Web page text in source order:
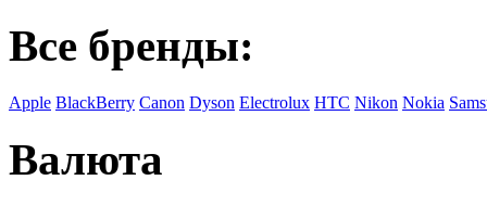
Все бренды:
Apple BlackBerry Canon Dyson Electrolux HTC Nikon Nokia
Валюта